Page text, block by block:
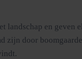
en geven
zijn door